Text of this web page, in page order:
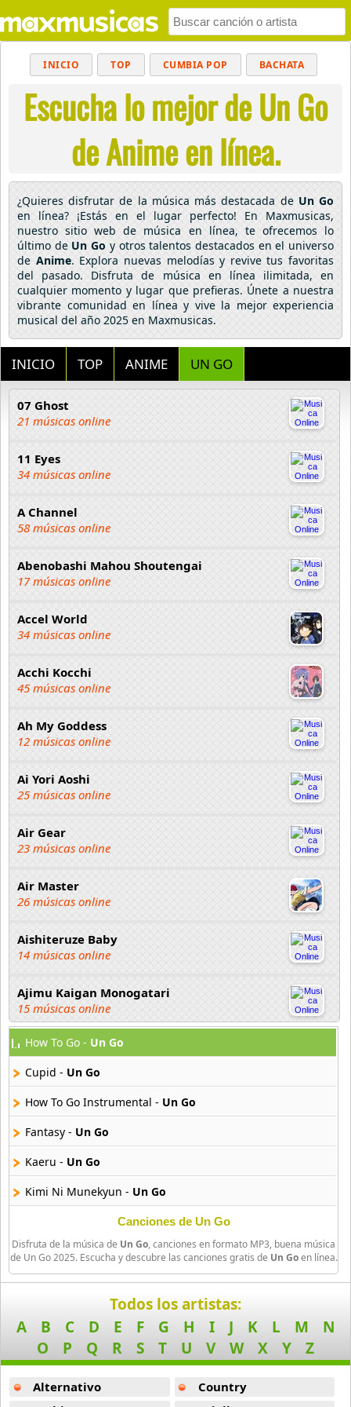
INICIO TOP CUMBIA POP BACHATA
MUSICA CRISTIANA REGGAETON
BALADAS ALTERNATIVO ELECTRÓNICA
CUMBIAS
Escucha lo mejor de Un Go
de Anime en línea.
¿Quieres disfrutar de la música más destacada de Un Go
en línea? ¡Estás en el lugar perfecto! En Maxmusicas,
nuestro sitio web de música en línea, te ofrecemos lo
último de Un Go y otros talentos destacados en el universo
de Anime. Explora nuevas melodías y revive tus favoritas
del pasado. Disfruta de música en línea ilimitada, en
cualquier momento y lugar que prefieras. Únete a nuestra
vibrante comunidad en línea y vive la mejor experiencia
musical del año 2025 en Maxmusicas.
INICIO TOP ANIME UN GO
07 Ghost
21 músicas online
11 Eyes
34 músicas online
A Channel
58 músicas online
Abenobashi Mahou Shoutengai
17 músicas online
Accel World
34 músicas online
Acchi Kocchi
45 músicas online
Ah My Goddess
12 músicas online
Ai Yori Aoshi
25 músicas online
Air Gear
23 músicas online
Air Master
26 músicas online
Aishiteruze Baby
14 músicas online
Ajimu Kaigan Monogatari
15 músicas online
Akahori Gedou Hour Rabuge
29 músicas online
Akane Iro Ni Samoru Saka
26 músicas online
6 músicas online
Akikan
Alejandro Arnais
3 músicas online
26 músicas online
Amagami Ss
50 músicas online
How To Go - Un Go
Cupid - Un Go
How To Go Instrumental - Un Go
Fantasy - Un Go
Kaeru - Un Go
Kimi Ni Munekyun - Un Go
Canciones de Un Go
Disfruta de la música de Un Go, canciones en formato MP3, buena música
de Un Go 2025. Escucha y descubre las canciones gratis de Un Goen línea.
Todos los artistas:
A
B C D E F G H I J K L M
N
O
P Q R S T U V W X Y Z
Alternativo
Country